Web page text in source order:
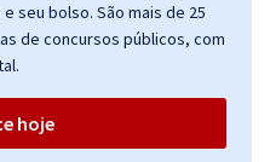
seu bolso. São mais de 25
de concursos públicos, com
hoje